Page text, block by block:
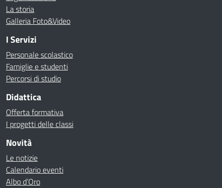
La storia
Galleria Foto&Video
I Servizi
Personale scolastico
Famiglie e studenti
Percorsi di studio
Didattica
Offerta formativa
I progetti delle classi
Novità
Le notizie
Calendario eventi
Albo d’Oro